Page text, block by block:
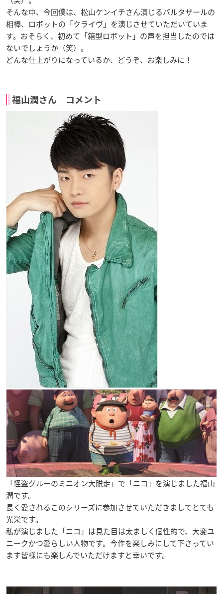
そんな中、今回僕は、松山ケンイチさん演じるバルタザールの
相棒、ロボットの「クライヴ」を演じさせていただいていま
す。おそらく、初めて「箱型ロボット」の声を担当したのでは
ないでしょうか（笑）。
どんな仕上がりになっているか、どうぞ、お楽しみに！
福山潤さん コメント
「怪盗グルーのミニオン大脱走」で「ニコ」を演じました福山
潤です。
長く愛されるこのシリーズに参加させていただきましてとても
光栄です。
私が演じました「ニコ」は見た目は太ましく個性的で、大変ユ
ニークかつ愛らしい人物です。今作を楽しみにして下さってい
ます皆様にも楽しんでいただけますと幸いです。